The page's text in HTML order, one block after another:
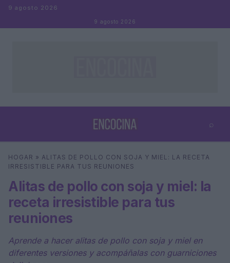
Saltar al contenido
9 agosto 2026
9 agosto 2026
⌕
Buscar ⌕
HOGAR » ALITAS DE POLLO CON SOJA Y MIEL: LA RECETA
IRRESISTIBLE PARA TUS REUNIONES
Alitas de pollo con soja y miel: la
receta irresistible para tus
reuniones
Aprende a hacer alitas de pollo con soja y miel en
diferentes versiones y acompáñalas con guarniciones